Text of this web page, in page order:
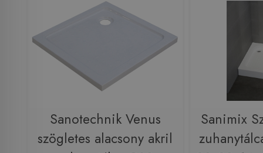
Sanotechnik Venus
szögletes alacsony akril
Sanimix